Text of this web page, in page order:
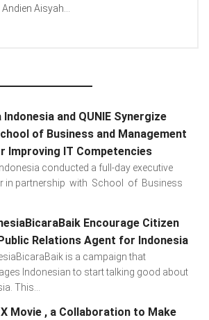
Aisyah...
Indonesia and QUNIE Synergize
of Business and Management
Improving IT Competencies
conducted a full-day executive
in partnership with School of Business
Encourage Citizen
Relations Agent for Indonesia
is a campaign that
Indonesian to start talking good about
This...
X Movie , a Collaboration to Make